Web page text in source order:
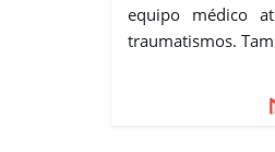
equipo médico
traumatismos.